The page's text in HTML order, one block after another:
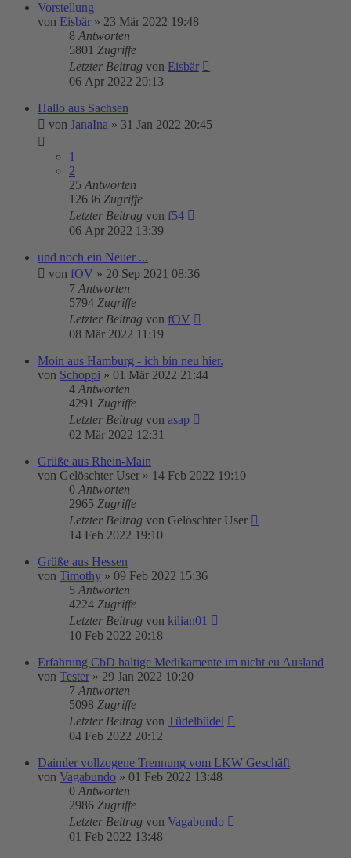
Vorstellung
von Eisbär » 23 Mär 2022 19:48
8 Antworten
5801 Zugriffe
Letzter Beitrag von Eisbär
06 Apr 2022 20:13
Hallo aus Sachsen
von JanaIna » 31 Jan 2022 20:45
1
2
25 Antworten
12636 Zugriffe
Letzter Beitrag von f54
06 Apr 2022 13:39
und noch ein Neuer ...
von fOV » 20 Sep 2021 08:36
7 Antworten
5794 Zugriffe
Letzter Beitrag von fOV
08 Mär 2022 11:19
Moin aus Hamburg - ich bin neu hier.
von Schoppi » 01 Mär 2022 21:44
4 Antworten
4291 Zugriffe
Letzter Beitrag von asap
02 Mär 2022 12:31
Grüße aus Rhein-Main
von Gelöschter User » 14 Feb 2022 19:10
0 Antworten
2965 Zugriffe
Letzter Beitrag von Gelöschter User
14 Feb 2022 19:10
Grüße aus Hessen
von Timothy » 09 Feb 2022 15:36
5 Antworten
4224 Zugriffe
Letzter Beitrag von kilian01
10 Feb 2022 20:18
Erfahrung CbD haltige Medikamente im nicht eu Ausland
von Tester » 29 Jan 2022 10:20
7 Antworten
5098 Zugriffe
Letzter Beitrag von Tüdelbüdel
04 Feb 2022 20:12
Daimler vollzogene Trennung vom LKW Geschäft
von Vagabundo » 01 Feb 2022 13:48
0 Antworten
2986 Zugriffe
Letzter Beitrag von Vagabundo
01 Feb 2022 13:48